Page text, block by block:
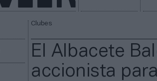
Clubes
El Albacete
accionista